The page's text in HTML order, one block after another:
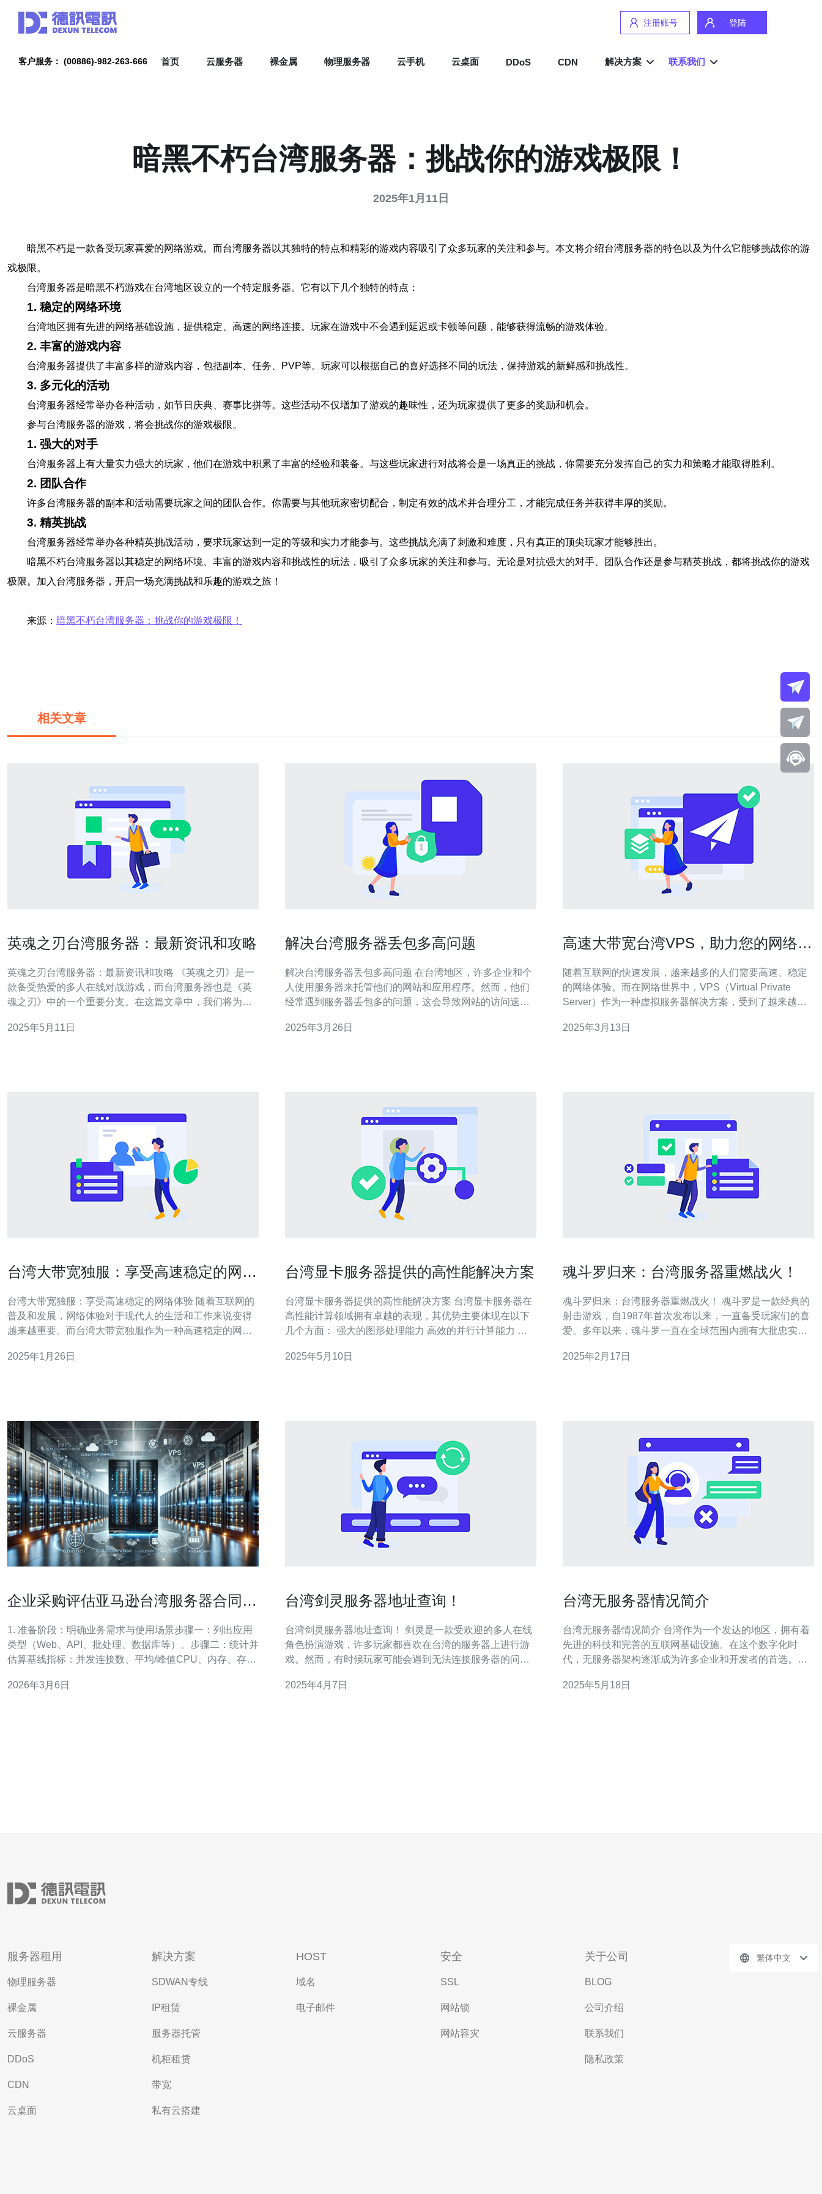
注册账号 登陆
客户服务： (00886)-982-263-666 首页 云服务器 裸金属 物理服务器 云手机 云桌面 DDoS CDN 解决方案 联系我们
暗黑不朽台湾服务器：挑战你的游戏极限！
2025年1月11日
暗黑不朽是一款备受玩家喜爱的网络游戏。而台湾服务器以其独特的特点和精彩的游戏内容吸引了众多玩家的关注和参与。本文将介绍台湾服务器的特色以及为什么它能够挑战你的游
戏极限。
台湾服务器是暗黑不朽游戏在台湾地区设立的一个特定服务器。它有以下几个独特的特点：
1. 稳定的网络环境
台湾地区拥有先进的网络基础设施，提供稳定、高速的网络连接。玩家在游戏中不会遇到延迟或卡顿等问题，能够获得流畅的游戏体验。
2. 丰富的游戏内容
台湾服务器提供了丰富多样的游戏内容，包括副本、任务、PVP等。玩家可以根据自己的喜好选择不同的玩法，保持游戏的新鲜感和挑战性。
3. 多元化的活动
台湾服务器经常举办各种活动，如节日庆典、赛事比拼等。这些活动不仅增加了游戏的趣味性，还为玩家提供了更多的奖励和机会。
参与台湾服务器的游戏，将会挑战你的游戏极限。
1. 强大的对手
台湾服务器上有大量实力强大的玩家，他们在游戏中积累了丰富的经验和装备。与这些玩家进行对战将会是一场真正的挑战，你需要充分发挥自己的实力和策略才能取得胜利。
2. 团队合作
许多台湾服务器的副本和活动需要玩家之间的团队合作。你需要与其他玩家密切配合，制定有效的战术并合理分工，才能完成任务并获得丰厚的奖励。
3. 精英挑战
台湾服务器经常举办各种精英挑战活动，要求玩家达到一定的等级和实力才能参与。这些挑战充满了刺激和难度，只有真正的顶尖玩家才能够胜出。
暗黑不朽台湾服务器以其稳定的网络环境、丰富的游戏内容和挑战性的玩法，吸引了众多玩家的关注和参与。无论是对抗强大的对手、团队合作还是参与精英挑战，都将挑战你的游戏
极限。加入台湾服务器，开启一场充满挑战和乐趣的游戏之旅！
来源： 暗黑不朽台湾服务器：挑战你的游戏极限！
相关文章
英魂之刃台湾服务器：最新资讯和攻略
英魂之刃台湾服务器：最新资讯和攻略 《英魂之刃》是一
款备受热爱的多人在线对战游戏，而台湾服务器也是《英
魂之刃》中的一个重要分支。在这篇文章中，我们将为您
湾服务器的最新资讯包括新版本发布、活动更新、比赛赛
2025年5月11日
解决台湾服务器丢包多高问题
解决台湾服务器丢包多高问题 在台湾地区，许多企业和个
人使用服务器来托管他们的网站和应用程序。然而，他们
经常遇到服务器丢包多的问题，这会导致网站的访问速度
验和网站的可靠性非常重要。 服务器丢包多的问题可能由
2025年3月26日
高速大带宽台湾VPS，助力您的网络体
随着互联网的快速发展，越来越多的人们需要高速、稳定
的网络体验。而在网络世界中，VPS（Virtual Private
Server）作为一种虚拟服务器解决方案，受到了越来越多
择。本文将为您介绍高速大带宽的台湾VPS如何助力您的
2025年3月13日
台湾大带宽独服：享受高速稳定的网络
台湾大带宽独服：享受高速稳定的网络体验 随着互联网的
普及和发展，网络体验对于现代人的生活和工作来说变得
越来越重要。而台湾大带宽独服作为一种高速稳定的网络
提供的最高传输速率。台湾大带宽独服具有以下优势： 快
2025年1月26日
台湾显卡服务器提供的高性能解决方案
台湾显卡服务器提供的高性能解决方案 台湾显卡服务器在
高性能计算领域拥有卓越的表现，其优势主要体现在以下
几个方面： 强大的图形处理能力 高效的并行计算能力 低
案广泛应用于各个领域，包括： 科学计算 人工智能 金融
2025年5月10日
魂斗罗归来：台湾服务器重燃战火！
魂斗罗归来：台湾服务器重燃战火！ 魂斗罗是一款经典的
射击游戏，自1987年首次发布以来，一直备受玩家们的喜
爱。多年以来，魂斗罗一直在全球范围内拥有大批忠实的
对于魂斗罗玩家来说，选择一个稳定的服务器是非常重要
2025年2月17日
企业采购评估亚马逊台湾服务器合同条
1. 准备阶段：明确业务需求与使用场景步骤一：列出应用
类型（Web、API、批处理、数据库等）。步骤二：统计并
估算基线指标：并发连接数、平均/峰值CPU、内存、存储
（是否要求数据存放在台湾本地）。 2. 选择服务范围与地
2026年3月6日
台湾剑灵服务器地址查询！
台湾剑灵服务器地址查询！ 剑灵是一款受欢迎的多人在线
角色扮演游戏，许多玩家都喜欢在台湾的服务器上进行游
戏。然而，有时候玩家可能会遇到无法连接服务器的问
们将为您提供查询台湾剑灵服务器地址的方法。 官方网站
2025年4月7日
台湾无服务器情况简介
台湾无服务器情况简介 台湾作为一个发达的地区，拥有着
先进的科技和完善的互联网基础设施。在这个数字化时
代，无服务器架构逐渐成为许多企业和开发者的首选。那
下。 台湾的许多企业和开发者已经意识到无服务器架构的
2025年5月18日
服务器租用
物理服务器
裸金属
云服务器
DDoS
CDN
云桌面
解决方案
SDWAN专线
IP租赁
服务器托管
机柜租赁
带宽
私有云搭建
HOST
域名
电子邮件
安全
SSL
网站锁
网站容灾
关于公司
BLOG
公司介绍
联系我们
隐私政策
繁体中文